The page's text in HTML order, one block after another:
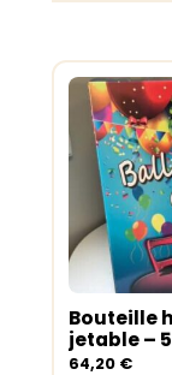
Ajouter
Bouteille
jetable –
64,20 €